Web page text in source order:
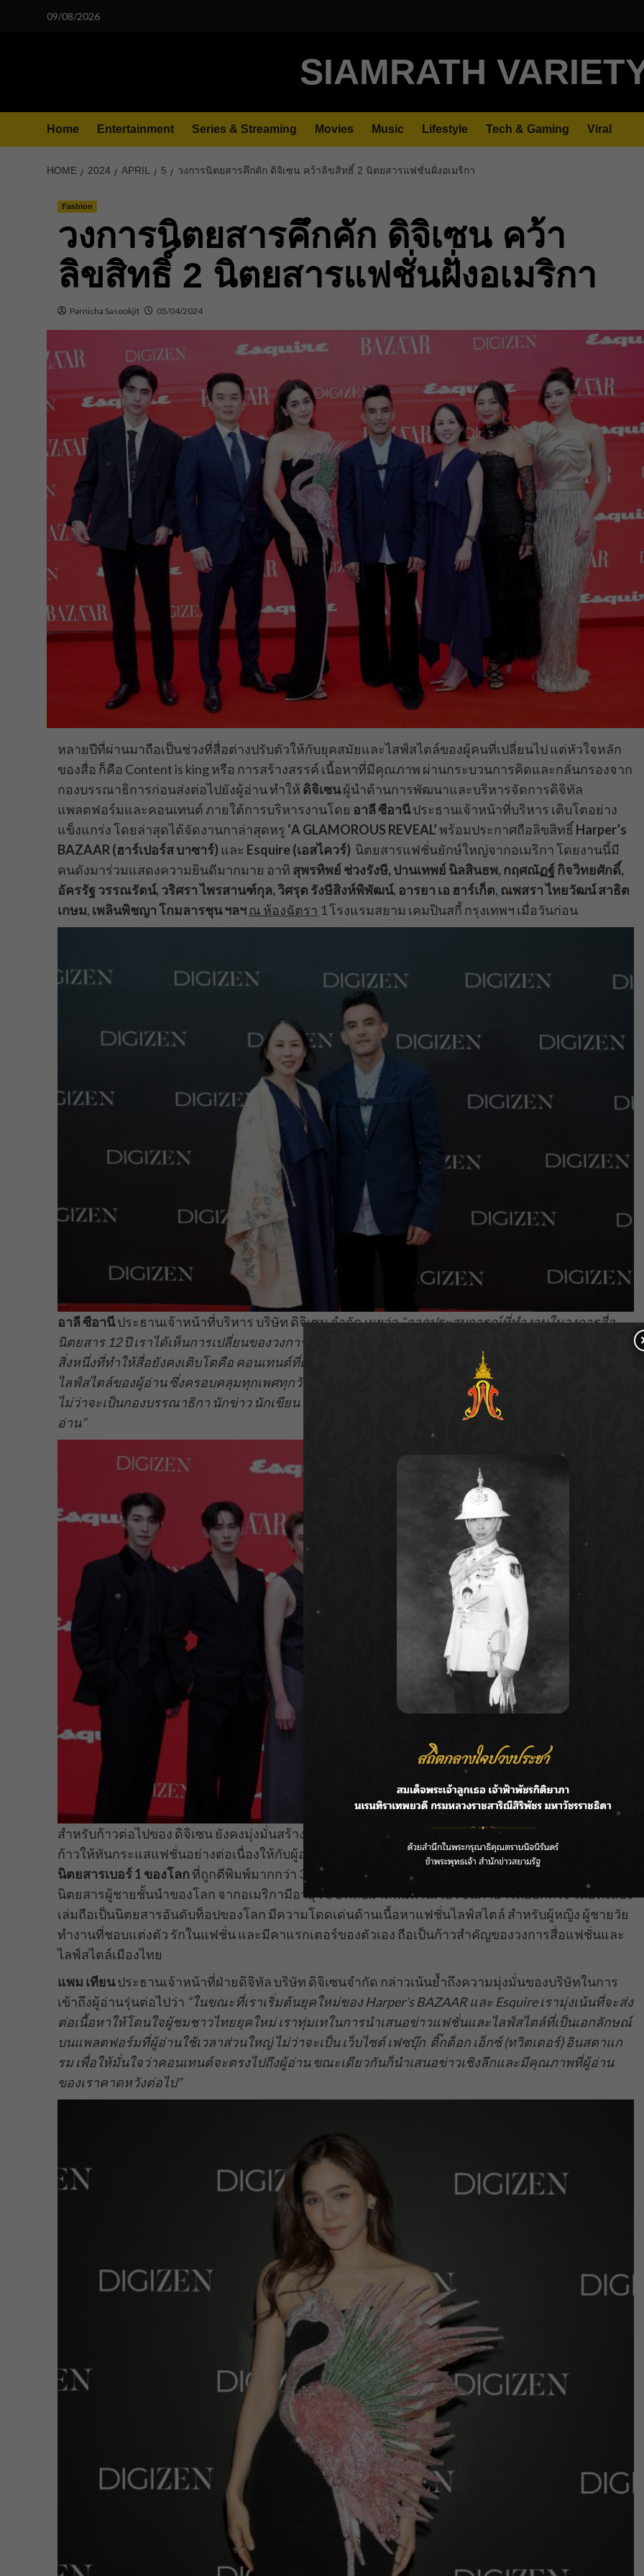
09/08/2026
SIAMRATH
Home Entertainment Series & Streaming Movies Music Lifestyle Tech & Gaming Viral
HOME 2024 APRIL 5 วงการนิตยสารคึกคัก ดิจิเซน คว้าลิขสิทธิ์ 2 นิตยสารแฟชั่นฝั่งอเมริกา
Fashion
วงการนิตยสารคึกคัก ดิจิเซน คว้า
ลิขสิทธิ์ 2 นิตยสารแฟชั่นฝั่งอเมริกา
Parnicha Sasookjit 05/04/2024
หลายปีที่ผ่านมาถือเป็นช่วงที่สื่อต่างปรับตัวให้กับยุคสมัยและไสฟ์สไตล์ของผู้คนที่เปลี่ยนไป แต่หัวใจหลัก
ของสื่อ ก็คือ Content is king หรือ การสร้างสรรค์ เนื้อหาที่มีคุณภาพ ผ่านกระบวนการคิดและกลั่นกรองจาก
กองบรรณาธิการก่อนส่งต่อไปยังผู้อ่าน ทำให้ ดิจิเซนผู้นำด้านการพัฒนาและบริหารจัดการดิจิทัล
แพลตฟอร์มและคอนเทนต์ ภายใต้การบริหารงานโดย อาลี ซีอานีประธานเจ้าหน้าที่บริหาร เติบโตอย่าง
แข็งแกร่ง โดยล่าสุดได้จัดงานกาล่าสุดหรู ‘A GLAMOROUS REVEAL’พร้อมประกาศถือลิขสิทธิ์ Harper’s
BAZAAR (ฮาร์เปอร์ส บาซาร์) และ Esquire (เอสไควร์) นิตยสารแฟชั่นยักษ์ใหญ่จากอเมริกา โดยงานนี้มี
คนดังมาร่วมแสดงความยินดีมากมาย อาทิ สุพรทิพย์ ช่วงรังษี, ปานเทพย์ นิลสินธพ, กฤศณัฏฐ์ กิจวิทยศักดิ์,
อัครรัฐ วรรณรัตน์, วริศรา ไพรสานฑ์กุล, วิศรุต รังษีสิงห์พิพัฒน์, อารยา เอ ฮาร์เก็ต, ณพสรา ไทยวัฒน์ สาธิต
เกษม, เพลินพิชญา โกมลารชุน ฯลฯ ณ ห้องฉัตรา 1 โรงแรมสยาม เคมปินสกี้ กรุงเทพฯ เมื่อวันก่อน
อาลี ซีอานีประธานเจ้าหน้าที่บริหาร บริษัท ดิจิเซน จำกัด เผยว่า“จากประสบการณ์ที่ทำงานในวงการสื่อ
นิตยสาร 12 ปี เราได้เห็นการเปลี่ยนของวงการสื่อมวลชนตั้งแต่การเปลี่ยนผ่านจากสื่อสิ่งพิมพ์สู่สื่อดิจิทัล แต่
สิ่งหนึ่งที่ทำให้สื่อยังคงเติบโตคือ คอนเทนต์ที่ดีมีคุณภาพ ประกอบกับการนำเสนอเนื้อหาที่สอดคล้องความ
ไลฟ์สไตล์ของผู้อ่าน ซึ่งครอบคลุมทุกเพศทุกวัยในทุกแพลตฟอร์ม รวมถึงเรามีทรัพยากรบุคคลที่มีคุณภาพ
ไม่ว่าจะเป็นกองบรรณาธิกา นักข่าว นักเขียน ช่างภาพ ทุกคนต่างมีแพสชันที่อยากสร้างสรรค์สิ่งดี ๆ ให้แก่ผู้
อ่าน”
สำหรับก้าวต่อไปของ ดิจิเซน ยังคงมุ่งมั่นสร้างสรรค์เนื้อหาที่เข้มข้นมากขึ้น เพื่อสร้างแรงบันดาลใจและ
ก้าวให้ทันกระแสแฟชั่นอย่างต่อเนื่องให้กับผู้อ่านชาวไทย และล่าสุดได้ลิขสิทธิ์Harper’s BAZAAR
นิตยสารเบอร์ 1 ของโลกที่ถูกตีพิมพ์มากกว่า 30 ประเทศ และเป็นหนังสือที่มีอายุ 157 ปี และ Esquire
นิตยสารผู้ชายชั้นนำของโลก จากอเมริกามีอายุ 90 ปี กลับมาตีพิมพ์ในเวอร์ชั่นภาษาไทยอีกครั้ง โดยทั้งสอง
เล่มถือเป็นนิตยสารอันดับท็อปของโลก มีความโดดเด่นด้านเนื้อหาแฟชั่นไลฟ์สไตล์ สำหรับผู้หญิง ผู้ชายวัย
ทำงานที่ชอบแต่งตัว รักในแฟชั่น และมีคาแรกเตอร์ของตัวเอง ถือเป็นก้าวสำคัญของวงการสื่อแฟชั่นและ
ไลฟ์สไตล์เมืองไทย
แพม เทียนประธานเจ้าหน้าที่ฝ่ายดิจิทัล บริษัท ดิจิเซนจำกัด กล่าวเน้นย้ำถึงความมุ่งมั่นของบริษัทในการ
เข้าถึงผู้อ่านรุ่นต่อไปว่า “ในขณะที่เราเริ่มต้นยุคใหม่ของ Harper’s BAZAAR และ Esquire เรามุ่งเน้นที่จะส่ง
ต่อเนื้อหาให้โดนใจผู้ชมชาวไทยยุคใหม่ เราทุ่มเทในการนำเสนอข่าวแฟชั่นและไลฟ์สไตล์ที่เป็นเอกลักษณ์
บนแพลตฟอร์มที่ผู้อ่านใช้เวลาส่วนใหญ่ ไม่ว่าจะเป็น เว็บไซต์ เฟซบุ๊ก ติ๊กต็อก เอ็กซ์ (ทวิตเตอร์) อินสตาแก
รม เพื่อให้มั่นใจว่าคอนเทนต์จะตรงไปถึงผู้อ่าน ขณะเดียวกันก็นำเสนอข่าวเชิงลึกและมีคุณภาพที่ผู้อ่าน
ของเราคาดหวังต่อไป”